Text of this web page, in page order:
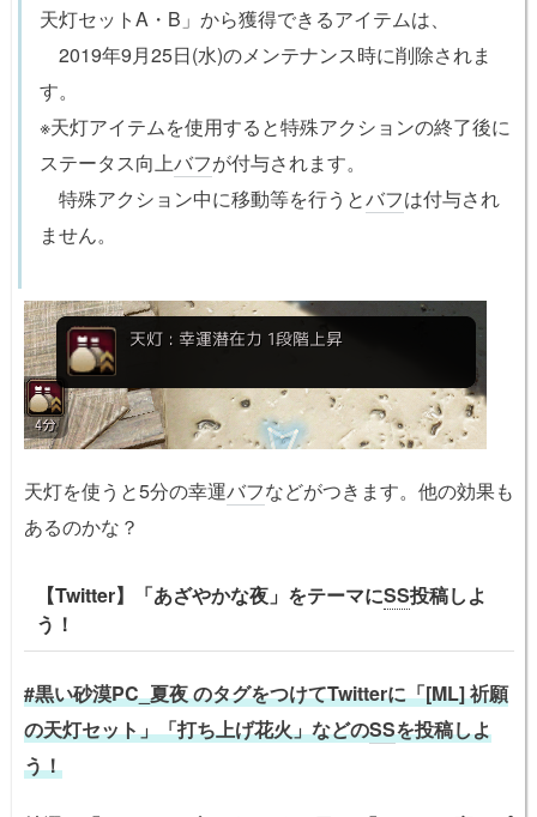
天灯セットA・B」から獲得できるアイテムは、
2019年9月25日(水)のメンテナンス時に削除されま
す。
※天灯アイテムを使用すると特殊アクションの終了後に
ステータス向上バフが付与されます。
特殊アクション中に移動等を行うとバフは付与され
ません。
天灯を使うと5分の幸運バフなどがつきます。他の効果も
あるのかな？
【Twitter】「あざやかな夜」をテーマにSS投稿しよ
う！
#黒い砂漠PC_夏夜 のタグをつけてTwitterに「[ML] 祈願
の天灯セット」「打ち上げ花火」などのSSを投稿しよ
う！